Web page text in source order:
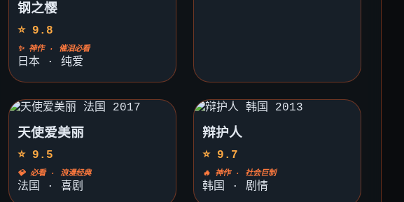
钢之樱
⭐ 9.8
✨ 神作 · 催泪必看
日本 · 纯爱
天使爱美丽
⭐ 9.5
💎 必看 · 浪漫经典
法国 · 喜剧
辩护人
⭐ 9.7
🔥 神作 · 社会巨制
韩国 · 剧情